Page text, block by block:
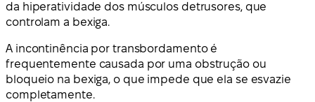
da hiperatividade dos músculos detrusores, que
controlam a bexiga.
A incontinência por transbordamento é
frequentemente causada por uma obstrução ou
bloqueio na bexiga, o que impede que ela se esvazie
completamente.